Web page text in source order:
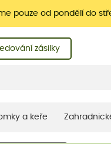
pouze od pondělí do
zásilky
a keře